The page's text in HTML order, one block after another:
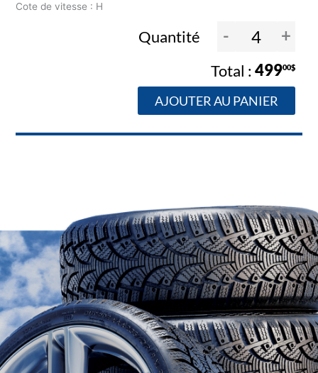
Cote de vitesse : H
Quantité - +
49900$
AJOUTER AU PANIER